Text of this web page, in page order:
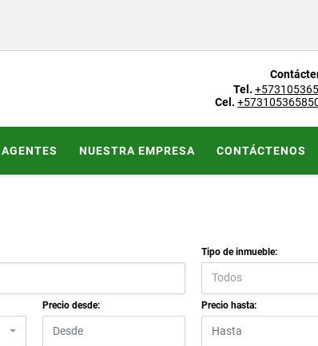
Tel.
Cel.
AGENTES NUESTRA EMPRESA CONTÁCTENOS
Tipo de inmueble:
Todos
Precio desde: Precio hasta: